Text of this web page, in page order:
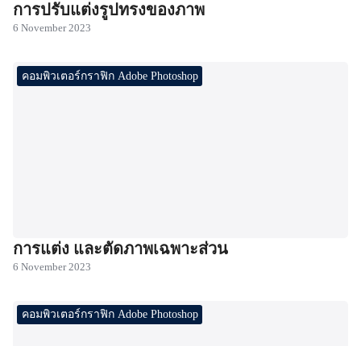
การปรับแต่งรูปทรงของภาพ
6 November 2023
คอมพิวเตอร์กราฟิก Adobe Photoshop
การแต่ง และตัดภาพเฉพาะส่วน
6 November 2023
คอมพิวเตอร์กราฟิก Adobe Photoshop